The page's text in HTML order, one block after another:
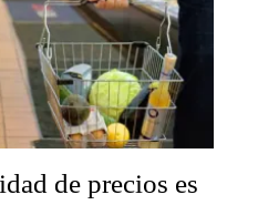
de precios es